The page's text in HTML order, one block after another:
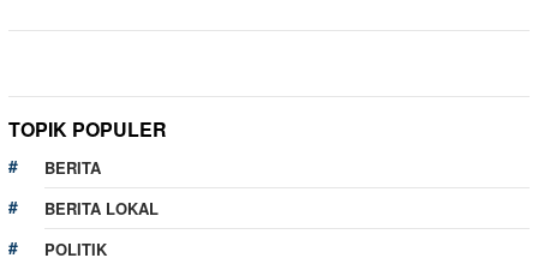
TOPIK POPULER
BERITA
BERITA LOKAL
POLITIK